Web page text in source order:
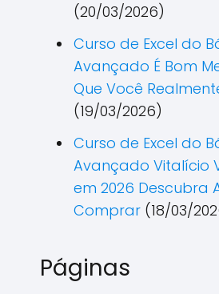
(20/03/2026)
Curso de Excel do
Avançado É Bom
Que Você
(19/03/2026)
Curso de Excel do
Avançado Vitalício
em 2026 Descubra
Comprar (18/03/
Páginas